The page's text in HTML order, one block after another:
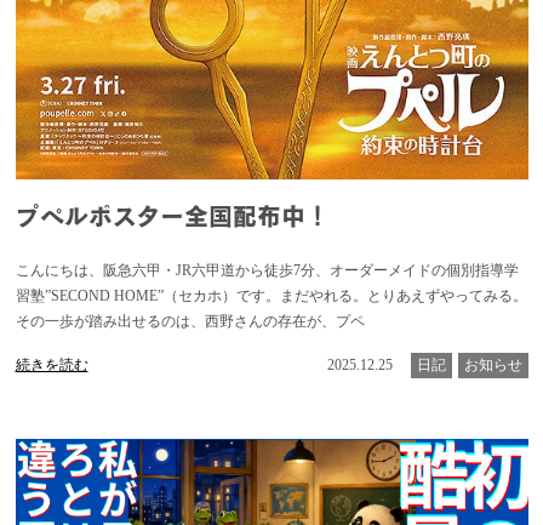
プペルポスター全国配布中！
こんにちは、阪急六甲・JR六甲道から徒歩7分、オーダーメイドの個別指導学
習塾”SECOND HOME”（セカホ）です。まだやれる。とりあえずやってみる。
その一歩が踏み出せるのは、西野さんの存在が、プペ
続きを読む 2025.12.25 日記 お知らせ